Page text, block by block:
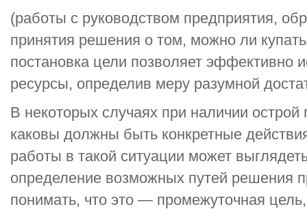
(работы с руководством предприятия,
принятия решения о том, можно ли
постановка цели позволяет эффективно
ресурсы, определив меру разумной
В некоторых случаях при наличии
каковы должны быть конкретные
работы в такой ситуации может
определение возможных путей решения
понимать, что это — промежуточная